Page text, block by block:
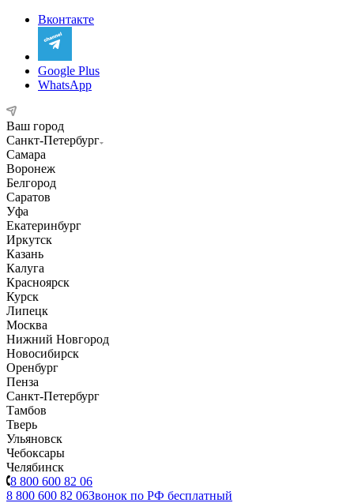
Вконтакте
Google Plus
WhatsApp
Ваш город
Санкт-Петербург
Самара
Воронеж
Белгород
Саратов
Уфа
Екатеринбург
Иркутск
Казань
Калуга
Красноярск
Курск
Липецк
Москва
Нижний Новгород
Новосибирск
Оренбург
Пенза
Санкт-Петербург
Тамбов
Тверь
Ульяновск
Чебоксары
Челябинск
8 800 600 82 06
8 800 600 82 06Звонок по РФ бесплатный